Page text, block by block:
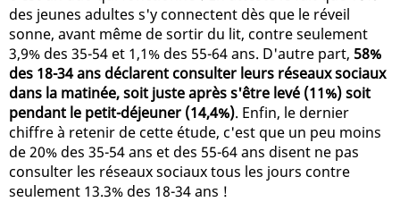
des jeunes adultes s'y connectent dès que le réveil
sonne, avant même de sortir du lit, contre seulement
3,9% des 35-54 et 1,1% des 55-64 ans. D'autre part, 58%
des 18-34 ans déclarent consulter leurs réseaux sociaux
dans la matinée, soit juste après s'être levé (11%) soit
pendant le petit-déjeuner (14,4%). Enfin, le dernier
chiffre à retenir de cette étude, c'est que un peu moins
de 20% des 35-54 ans et des 55-64 ans disent ne pas
consulter les réseaux sociaux tous les jours contre
seulement 13.3% des 18-34 ans !